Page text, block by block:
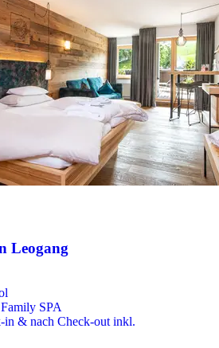
Leogang
SPA
in & nach Check-out inkl.